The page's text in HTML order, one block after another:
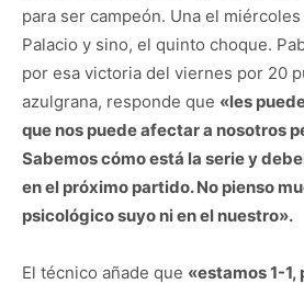
para ser campeón. Una el
Palacio y sino, el quinto choque.
por esa victoria del viernes por 20
azulgrana, responde que «les
que nos puede afectar a nosotros
Sabemos cómo está la serie y
en el próximo partido. No pienso
psicológico suyo ni en el nuestro».
El técnico añade que «estamos 1-1,